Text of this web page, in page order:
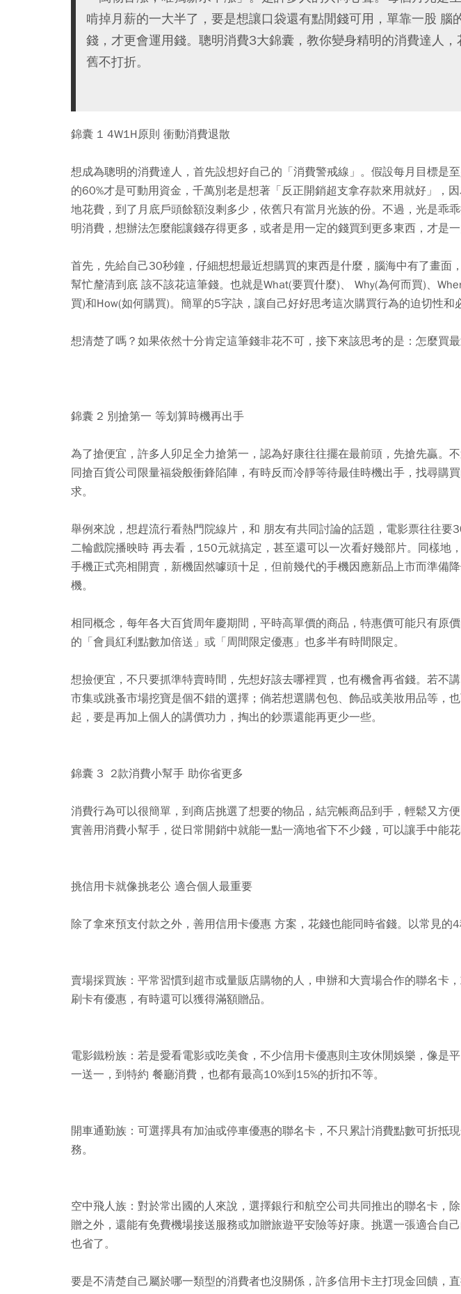
啃掉月薪的一大半了，要是想讓口袋還有點閒錢可用，單靠一股 腦
錢，才更會運用錢。聰明消費3大錦囊，教你變身精明的消費達人
舊不打折。
錦囊 1 4W1H原則 衝動消費退散
想成為聰明的消費達人，首先設想好自己的「消費警戒線」。假設每月目標是
的60%才是可動用資金，千萬別老是想著「反正開銷超支拿存款來用就好」，
地花費，到了月底戶頭餘額沒剩多少，依舊只有當月光族的份。不過，光是乖
明消費，想辦法怎麼能讓錢存得更多，或者是用一定的錢買到更多東西，才是一
首先，先給自己30秒鐘，仔細想想最近想購買的東西是什麼，腦海中有了畫面
幫忙釐清到底 該不該花這筆錢。也就是What(要買什麼)、 Why(為何而買)、
買)和How(如何購買)。簡單的5字訣，讓自己好好思考這次購買行為的迫切性和
想清楚了嗎？如果依然十分肯定這筆錢非花不可，接下來該思考的是：怎麼買最
錦囊 2 別搶第一 等划算時機再出手
為了搶便宜，許多人卯足全力搶第一，認為好康往往擺在最前頭，先搶先贏。
同搶百貨公司限量福袋般衝鋒陷陣，有時反而冷靜等待最佳時機出手，找尋購
求。
舉例來說，想趕流行看熱門院線片，和 朋友有共同討論的話題，電影票往往要
二輪戲院播映時 再去看，150元就搞定，甚至還可以一次看好幾部片。同樣地
手機正式亮相開賣，新機固然噱頭十足，但前幾代的手機因應新品上市而準備
機。
相同概念，每年各大百貨周年慶期間，平時高單價的商品，特惠價可能只有原
的「會員紅利點數加倍送」或「周間限定優惠」也多半有時間限定。
想撿便宜，不只要抓準特賣時間，先想好該去哪裡買，也有機會再省錢。若不
市集或跳蚤市場挖寶是個不錯的選擇；倘若想選購包包、飾品或美妝用品等，
起，要是再加上個人的講價功力，掏出的鈔票還能再更少一些。
錦囊 3 2款消費小幫手 助你省更多
消費行為可以很簡單，到商店挑選了想要的物品，結完帳商品到手，輕鬆又方
實善用消費小幫手，從日常開銷中就能一點一滴地省下不少錢，可以讓手中能花
挑信用卡就像挑老公 適合個人最重要
除了拿來預支付款之外，善用信用卡優惠 方案，花錢也能同時省錢。以常見的4
賣場採買族： 平常習慣到超市或量販店購物的人，申辦和大賣場合作的聯名卡
刷卡有優惠，有時還可以獲得滿額贈品。
電影鐵粉族： 若是愛看電影或吃美食，不少信用卡優惠則主攻休閒娛樂，像是
一送一，到特約 餐廳消費，也都有最高10%到15%的折扣不等。
開車通勤族： 可選擇具有加油或停車優惠的聯名卡，不只累計消費點數可折抵
務。
空中飛人族： 對於常出國的人來說，選擇銀行和航空公司共同推出的聯名卡，
贈之外，還能有免費機場接送服務或加贈旅遊平安險等好康。挑選一張適合自
也省了。
要是不清楚自己屬於哪一類型的消費者也沒關係，許多信用卡主打現金回饋，